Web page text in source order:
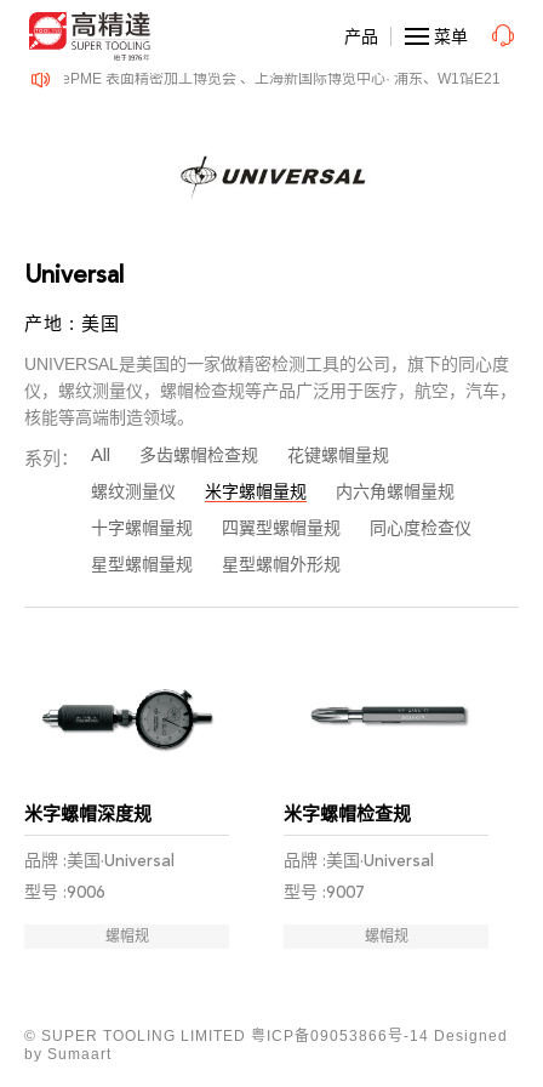
SurfacePME 表面精密加工博览会 、上海新国际博览中心· 浦东、W1馆E21 、欢
产品 菜单
Universal
产地 : 美国
UNIVERSAL是美国的一家做精密检测工具的公司，旗下的同心度
仪，螺纹测量仪，螺帽检查规等产品广泛用于医疗，航空，汽车，
核能等高端制造领域。
系列： All 多齿螺帽检查规
花键螺帽量规
螺纹测量仪
米字螺帽量规
内六角螺帽量规
十字螺帽量规
四翼型螺帽量规
同心度检查仪
星型螺帽量规
星型螺帽外形规
米字螺帽深度规
品牌 :美国·Universal
型号 :9006
螺帽规
米字螺帽检查规
品牌 :美国·Universal
型号 :9007
螺帽规
© SUPER TOOLING LIMITED 粤ICP备09053866号-14 Designed
by Sumaart